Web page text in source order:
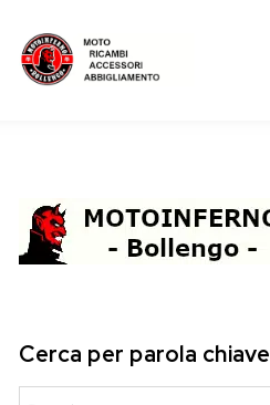
Cerca per parola chiave